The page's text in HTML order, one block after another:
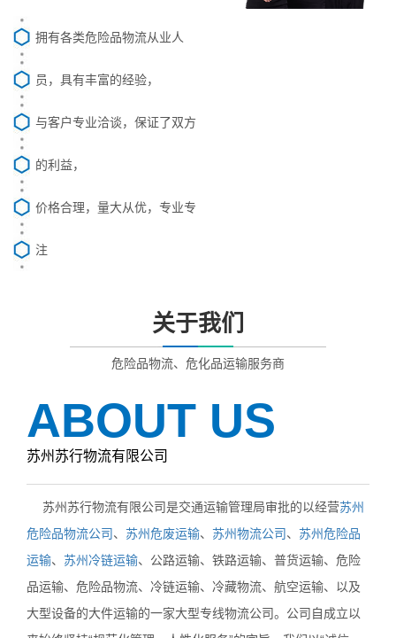
拥有各类危险品物流从业人
员，具有丰富的经验，
与客户专业洽谈，保证了双方
的利益，
价格合理，量大从优，专业专
注
关于我们
危险品物流、危化品运输服务商
ABOUT US
苏州苏行物流有限公司
苏州苏行物流有限公司是交通运输管理局审批的以经营苏州
危险品物流公司、 苏州危废运输、 苏州物流公司、 苏州危险品
运输、 苏州冷链运输、公路运输、铁路运输、普货运输、危险
品运输、危险品物流、冷链运输、冷藏物流、航空运输、以及
大型设备的大件运输的一家大型专线物流公司。公司自成立以